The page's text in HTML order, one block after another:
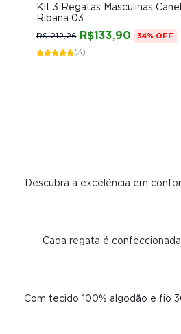
Kit 3 Regatas Masculinas
Ribana 03
R$133,90
R$ 212,26 34% OFF
(3)
Descubra a excelência em
Cada regata é
Com tecido 100% algodão e fio